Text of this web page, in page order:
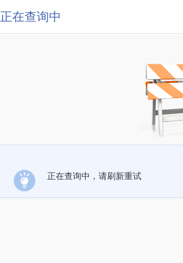
正在查询中
正在查询中，请刷新重试